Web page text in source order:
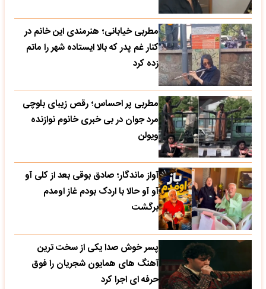
مطربی خیابانی؛ هنرمندی این خانم در
کنار غم پدر که بالا ایستاده شهر را ماتم
زده کرد
مطربی پر احساس؛ رقص زیبای بلوچی
مرد جوان در بی خبری خانوم نوازنده
ویولن
آواز ماندگار؛ صادق بوقی بعد از کلی آو
آو آو حالا با اردک بودم غاز اومدم
برگشت
پسر خوش صدا یکی از سخت ترین
آهنگ های همایون شجریان را فوق
حرفه ای اجرا کرد